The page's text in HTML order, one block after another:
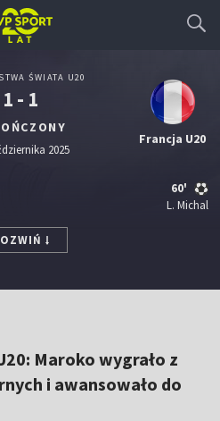
ŚWIATA U20
1 - 1
2025
Francja U20
60'
L. Michal
Maroko wygrało z
i awansowało do